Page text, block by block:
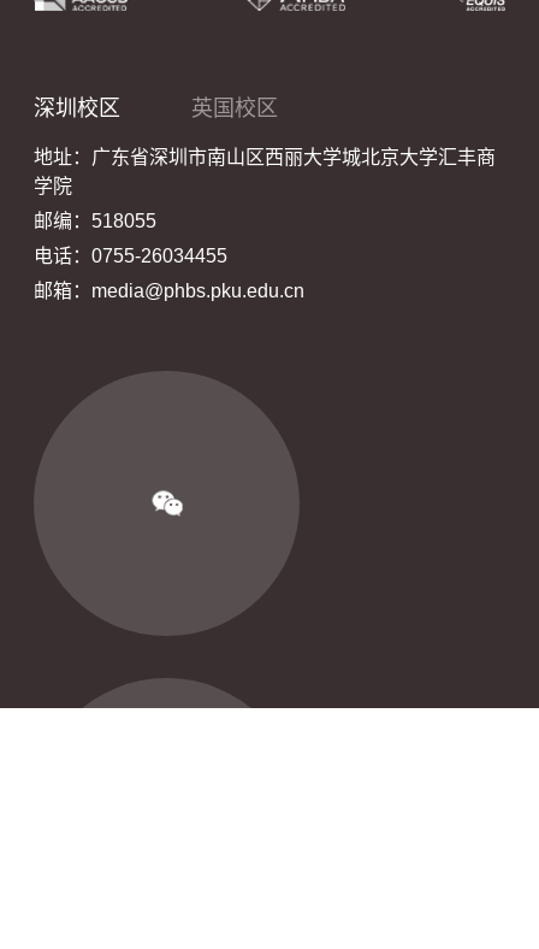
深圳校区 英国校区
地址：广东省深圳市南山区西丽大学城北京大学汇丰商
学院
邮编：518055
电话：0755-26034455
邮箱：media@phbs.pku.edu.cn